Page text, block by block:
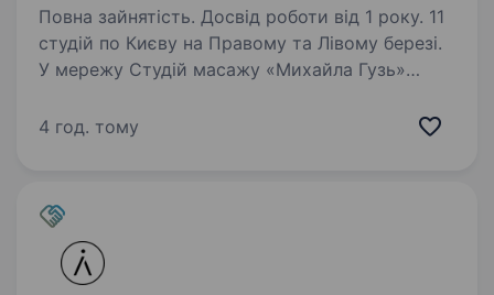
Повна зайнятість. Досвід роботи від 1 року. 11
студій по Києву на Правому та Лівому березі.
У мережу Студій масажу «Михайла Гузь»
Освітою фізичної реабілітації Або професійні
4 год. тому